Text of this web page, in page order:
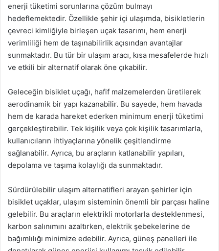
enerji tüketimi sorunlarına çözüm bulmayı
hedeflemektedir. Özellikle şehir içi ulaşımda, bisikletlerin
çevreci kimliğiyle birleşen uçak tasarımı, hem enerji
verimliliği hem de taşınabilirlik açısından avantajlar
sunmaktadır. Bu tür bir ulaşım aracı, kısa mesafelerde hızlı
ve etkili bir alternatif olarak öne çıkabilir.
Geleceğin bisiklet uçağı, hafif malzemelerden üretilerek
aerodinamik bir yapı kazanabilir. Bu sayede, hem havada
hem de karada hareket ederken minimum enerji tüketimi
gerçekleştirebilir. Tek kişilik veya çok kişilik tasarımlarla,
kullanıcıların ihtiyaçlarına yönelik çeşitlendirme
sağlanabilir. Ayrıca, bu araçların katlanabilir yapıları,
depolama ve taşıma kolaylığı da sunmaktadır.
Sürdürülebilir ulaşım alternatifleri arayan şehirler için
bisiklet uçaklar, ulaşım sisteminin önemli bir parçası haline
gelebilir. Bu araçların elektrikli motorlarla desteklenmesi,
karbon salınımını azaltırken, elektrik şebekelerine de
bağımlılığı minimize edebilir. Ayrıca, güneş panelleri ile